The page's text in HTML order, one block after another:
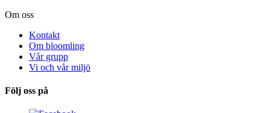
Om oss
Kontakt
Om bloomling
Vår grupp
Vi och vår miljö
Följ oss på